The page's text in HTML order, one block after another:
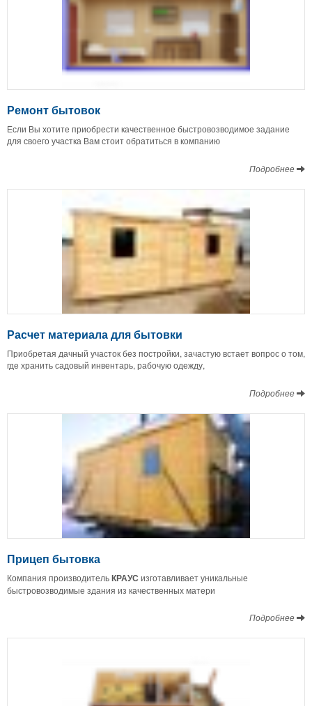
Ремонт бытовок
Если Вы хотите приобрести качественное быстровозводимое задание
для своего участка Вам стоит обратиться в компанию
Подробнее
Расчет материала для бытовки
Приобретая дачный участок без постройки, зачастую встает вопрос о том,
где хранить садовый инвентарь, рабочую одежду,
Подробнее
Прицеп бытовка
Компания производительКРАУС изготавливает уникальные
быстровозводимые здания из качественных матери
Подробнее